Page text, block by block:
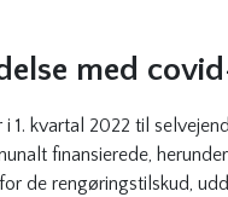
med
kvartal 2022 til
finansierede,
de rengøringstilskud,